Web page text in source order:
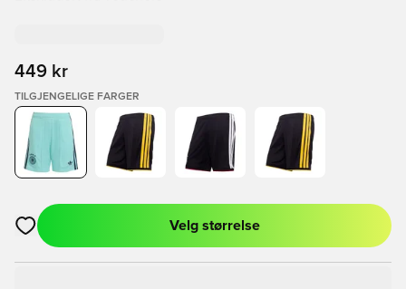
449 kr
TILGJENGELIGE FARGER
Åpner en Modal for å logge inn eller registrere deg som
Velg størrelse